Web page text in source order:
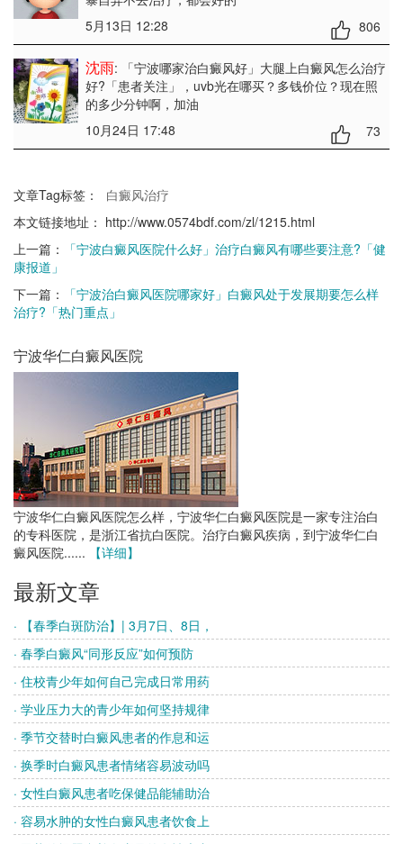
5月13日 12:28
806
沈雨: 「宁波哪家治白癜风好」大腿上白癜风怎么治疗
好?「患者关注」
，uvb光在哪买？多钱价位？现在照
的多少分钟啊，加油
10月24日 17:48
73
文章Tag标签：
白癜风治疗
本文链接地址： http://www.0574bdf.com/zl/1215.html
上一篇：
「宁波白癜风医院什么好」治疗白癜风有哪些要注意?「健
康报道」
下一篇：
「宁波治白癜风医院哪家好」白癜风处于发展期要怎么样
治疗?「热门重点」
宁波华仁白癜风医院
宁波华仁白癜风医院怎么样，宁波华仁白癜风医院是一家专注治白
的专科医院，是浙江省抗白医院。治疗白癜风疾病，到宁波华仁白
癜风医院......
【详细】
最新文章
· 【春季白斑防治】| 3月7日、8日，
· 春季白癜风“同形反应”如何预防
· 住校青少年如何自己完成日常用药
· 学业压力大的青少年如何坚持规律
· 季节交替时白癜风患者的作息和运
· 换季时白癜风患者情绪容易波动吗
· 女性白癜风患者吃保健品能辅助治
· 容易水肿的女性白癜风患者饮食上